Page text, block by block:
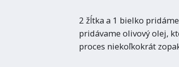
2 žĺtka a 1 bielko
pridávame olivový olej,
proces niekoľkokrát